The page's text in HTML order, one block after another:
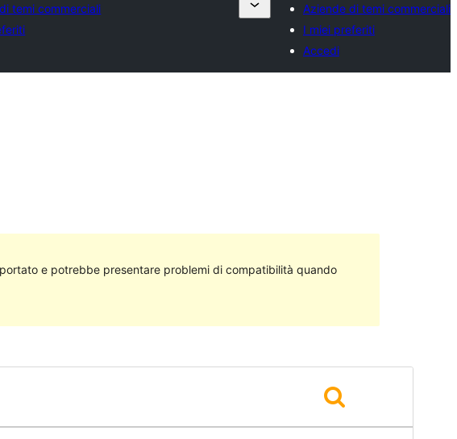
temi commerciali
Aziende di temi commerciali
I miei preferiti
Accedi
e potrebbe presentare problemi di compatibilità quando
Ultimo aggiornamento
18 Settembre 2018